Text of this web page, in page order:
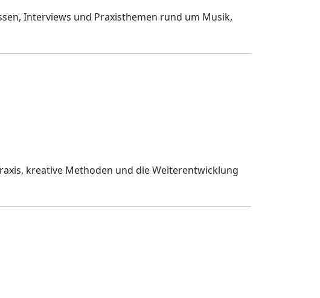
Interviews und Praxisthemen rund um Musik,
kreative Methoden und die Weiterentwicklung